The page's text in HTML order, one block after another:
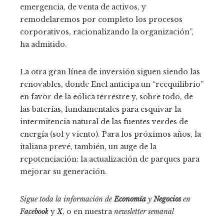
emergencia, de venta de activos, y
remodelaremos por completo los procesos
corporativos, racionalizando la organización”,
ha admitido.
La otra gran línea de inversión siguen siendo las
renovables, donde Enel anticipa un “reequilibrio”
en favor de la eólica terrestre y, sobre todo, de
las baterías, fundamentales para esquivar la
intermitencia natural de las fuentes verdes de
energía (sol y viento). Para los próximos años, la
italiana prevé, también, un auge de la
repotenciación: la actualización de parques para
mejorar su generación.
Sigue toda la información deEconomía y Negociosen
Facebook yX, o en nuestranewsletter semanal